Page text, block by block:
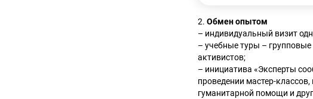
2.Обмен опытом
– индивидуальный визит
– учебные туры –
активистов;
– инициатива «Эксперты
проведении мастер-
гуманитарной помощи и